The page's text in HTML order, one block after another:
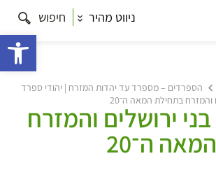
ניווט מהיר חיפוש
הספרדים – מספרד עד יהדות המזרח | יהודי ספרד
והמזרח בתחילת המאה ה־20
ירושלים והמזרח
ה־20